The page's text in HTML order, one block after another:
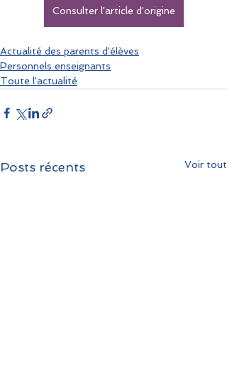
Consulter l'article d'origine
Actualité des parents d'élèves
Personnels enseignants
Toute l'actualité
Posts récents Voir tout